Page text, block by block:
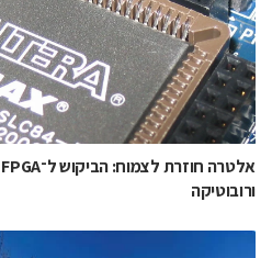
ורובוטיקה